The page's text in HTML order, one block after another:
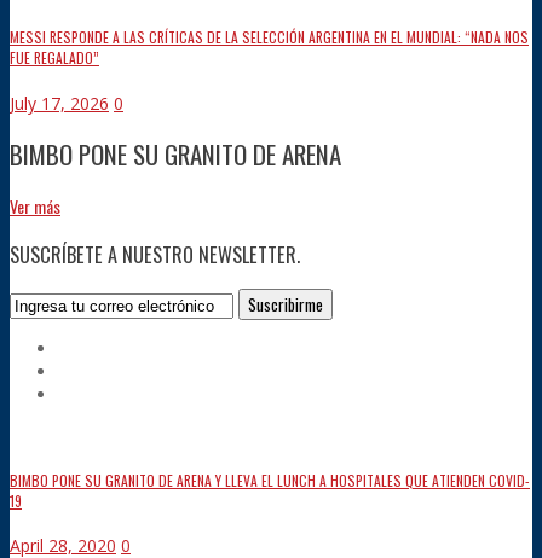
MESSI RESPONDE A LAS CRÍTICAS DE LA SELECCIÓN ARGENTINA EN EL MUNDIAL: “NADA NOS
FUE REGALADO”
July 17, 2026 0
BIMBO PONE SU GRANITO DE ARENA
Ver más
SUSCRÍBETE A NUESTRO NEWSLETTER.
BIMBO PONE SU GRANITO DE ARENA Y LLEVA EL LUNCH A HOSPITALES QUE ATIENDEN COVID-
19
April 28, 2020 0